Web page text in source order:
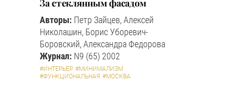
За стеклянным фасадом
Авторы: Петр Зайцев, Алексей
Николашин, Борис Уборевич-
Боровский, Александра Федорова
Журнал: N9 (65) 2002
#ИНТЕРЬЕР #МИНИМАЛИЗМ
#ФУНКЦИОНАЛЬНАЯ #МОСКВА